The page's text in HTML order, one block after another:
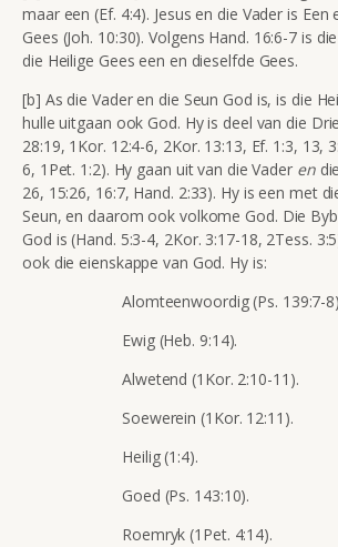
maar een (Ef. 4:4). Jesus en die Vader is Een
Gees (Joh. 10:30). Volgens Hand. 16:6-7 is
die Heilige Gees een en dieselfde Gees.
[b] As die Vader en die Seun God is, is die
hulle uitgaan ook God. Hy is deel van die
28:19, 1Kor. 12:4-6, 2Kor. 13:13, Ef. 1:3, 13,
6, 1Pet. 1:2). Hy gaan uit van die Vader en
26, 15:26, 16:7, Hand. 2:33). Hy is een met
Seun, en daarom ook volkome God. Die
God is (Hand. 5:3-4, 2Kor. 3:17-18, 2Tess.
ook die eienskappe van God. Hy is:
Alomteenwoordig (Ps. 139:7-
Ewig (Heb. 9:14).
Alwetend (1Kor. 2:10-11).
Soewerein (1Kor. 12:11).
Heilig (1:4).
Goed (Ps. 143:10).
Roemryk (1Pet. 4:14).